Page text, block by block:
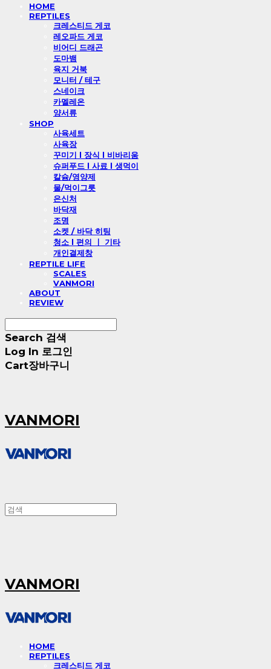
HOME
REPTILES
크레스티드 게코
레오파드 게코
비어디 드래곤
도마뱀
육지 거북
모니터 / 테구
스네이크
카멜레온
양서류
SHOP
사육세트
사육장
꾸미기 l 장식 l 비바리움
슈퍼푸드 l 사료 l 생먹이
칼슘/영양제
물/먹이그릇
은신처
바닥재
조명
소켓 / 바닥 히팅
청소 l 편의 ㅣ 기타
개인결제창
REPTILE LIFE
SCALES
VANMORI
ABOUT
REVIEW
Search 검색
Log In 로그인
Cart장바구니
VANMORI
VANMORI
HOME
REPTILES
크레스티드 게코